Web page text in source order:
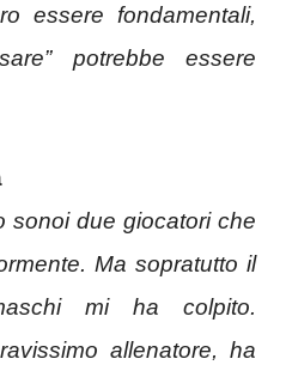
essere fondamentali,
potrebbe essere
sonoi due giocatori che
Ma sopratutto il
mi ha colpito.
allenatore, ha